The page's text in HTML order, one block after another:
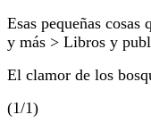
Esas pequeñas cosas
y más > Libros y
El clamor de los
(1/1)